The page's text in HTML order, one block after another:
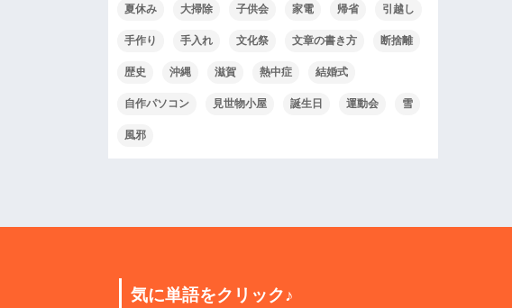
夏休み 大掃除 子供会 家電 帰省 引越し
手作り 手入れ 文化祭 文章の書き方 断捨離
歴史 沖縄 滋賀 熱中症 結婚式
自作パソコン 見世物小屋 誕生日 運動会 雪
風邪
気に単語をクリック♪